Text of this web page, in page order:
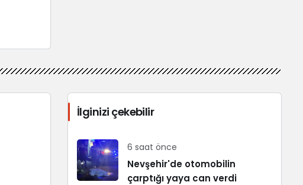
İlginizi çekebilir
6 saat önce
Nevşehir'de otomobilin
çarptığı yaya can verdi